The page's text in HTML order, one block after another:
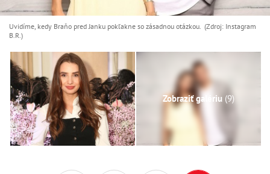
Uvidíme, kedy Braňo pred Janku pokľakne so zásadnou otázkou. (Zdroj: Instagram
B.R.)
Zobraziť galériu (9)